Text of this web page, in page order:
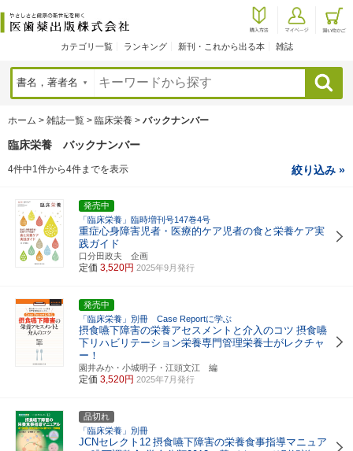
カテゴリ一覧 ランキング 新刊・これから出る本 雑誌
検索
ホーム > 雑誌一覧 > 臨床栄養 > バックナンバー
臨床栄養 バックナンバー
4件中1件から4件までを表示 絞り込み »
発売中
「臨床栄養」臨時増刊号147巻4号
重症心身障害児者・医療的ケア児者の食と栄養ケア実
践ガイド
口分田政夫 企画
定価 3,520円 2025年9月発行
発売中
「臨床栄養」別冊 Case Reportに学ぶ
摂食嚥下障害の栄養アセスメントと介入のコツ 摂食嚥
下リハビリテーション栄養専門管理栄養士がレクチャ
ー！
園井みか・小城明子・江頭文江 編
定価 3,520円 2025年7月発行
品切れ
「臨床栄養」別冊
JCNセレクト12 摂食嚥下障害の栄養食事指導マニュア